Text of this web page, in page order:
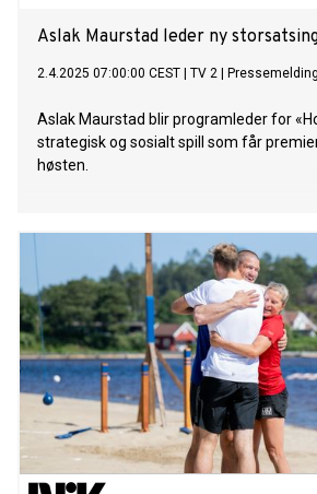
Aslak Maurstad leder ny
2.4.2025 07:00:00 CEST TV 2 Pressemelding
Aslak Maurstad blir programleder for
strategisk og sosialt spill som får
høsten.